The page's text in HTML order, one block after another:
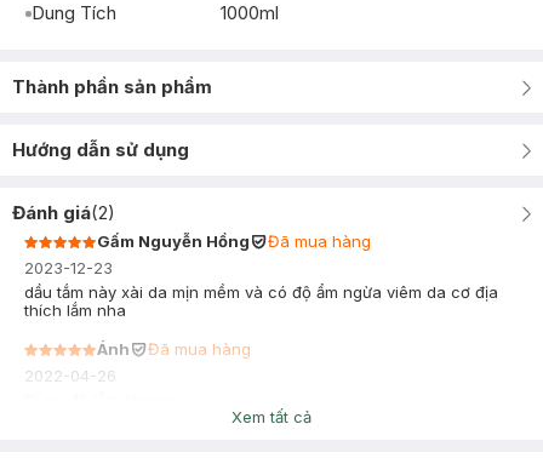
Dung Tích
1000ml
Thành phần sản phẩm
Hướng dẫn sử dụng
Đánh giá(2)
Gấm Nguyễn Hồng
Đã mua hàng
2023-12-23
dầu tắm này xài da mịn mềm và có độ ẩm ngừa viêm da cơ địa
thích lắm nha
Ánh
Đã mua hàng
2022-04-26
Xem tất cả